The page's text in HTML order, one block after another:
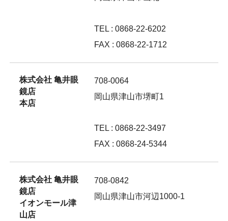
TEL : 0868-22-6202
FAX : 0868-22-1712
株式会社 亀井眼
鏡店
本店
708-0064
岡山県津山市堺町1
TEL : 0868-22-3497
FAX : 0868-24-5344
株式会社 亀井眼
鏡店
イオンモール津
山店
708-0842
岡山県津山市河辺1000-1